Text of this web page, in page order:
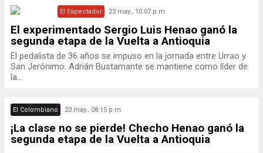
El Espectador 23 may., 10:07 p.m.
El experimentado Sergio Luis Henao ganó la
segunda etapa de la Vuelta a Antioquia
El pedalista de 36 años se impuso en la jornada entre Urrao y
San Jerónimo. Adrián Bustamante se mantiene como líder de
la...
El Colombiano 23 may., 08:15 p.m.
¡La clase no se pierde! Checho Henao ganó la
segunda etapa de la Vuelta a Antioquia